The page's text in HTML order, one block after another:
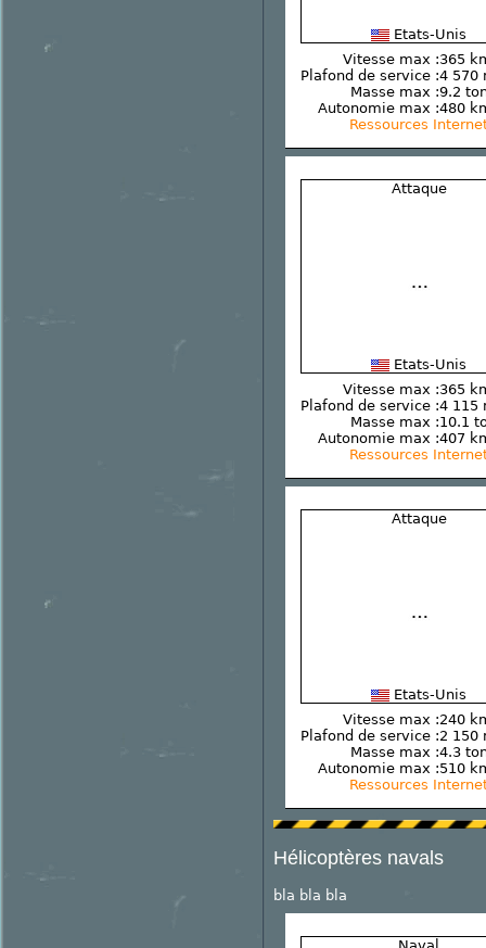
Etats-Unis
Vitesse max :365
Plafond de service :4 570
Masse max :9.2
Autonomie max :480
Ressources
Attaque
Etats-Unis
Vitesse max :365
Plafond de service :4 115
Masse max :10.1
Autonomie max :407
Ressources
Attaque
Etats-Unis
Vitesse max :240
Plafond de service :2 150
Masse max :4.3
Autonomie max :510
Ressources
Hélicoptères navals
bla bla bla